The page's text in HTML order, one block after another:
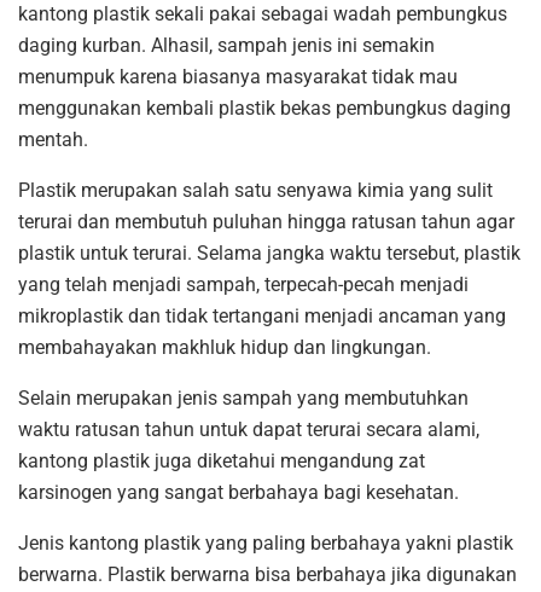
kantong plastik sekali pakai sebagai wadah pembungkus
daging kurban. Alhasil, sampah jenis ini semakin
menumpuk karena biasanya masyarakat tidak mau
menggunakan kembali plastik bekas pembungkus daging
mentah.
Plastik merupakan salah satu senyawa kimia yang sulit
terurai dan membutuh puluhan hingga ratusan tahun agar
plastik untuk terurai. Selama jangka waktu tersebut, plastik
yang telah menjadi sampah, terpecah-pecah menjadi
mikroplastik dan tidak tertangani menjadi ancaman yang
membahayakan makhluk hidup dan lingkungan.
Selain merupakan jenis sampah yang membutuhkan
waktu ratusan tahun untuk dapat terurai secara alami,
kantong plastik juga diketahui mengandung zat
karsinogen yang sangat berbahaya bagi kesehatan.
Jenis kantong plastik yang paling berbahaya yakni plastik
berwarna. Plastik berwarna bisa berbahaya jika digunakan